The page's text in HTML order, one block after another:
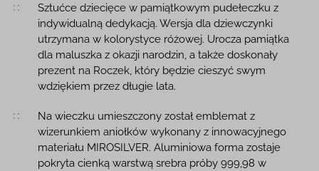
Opis produktu
Sztućce dziecięce w pamiątkowym pudełeczku z
indywidualną dedykacją. Wersja dla dziewczynki
utrzymana w kolorystyce różowej. Urocza pamiątka
dla maluszka z okazji narodzin, a także doskonały
prezent na Roczek, który będzie cieszyć swym
wdziękiem przez długie lata.
Na wieczku umieszczony został emblemat z
wizerunkiem aniołków wykonany z innowacyjnego
materiału MIROSILVER. Aluminiowa forma zostaje
pokryta cienką warstwą srebra próby 999,98 w